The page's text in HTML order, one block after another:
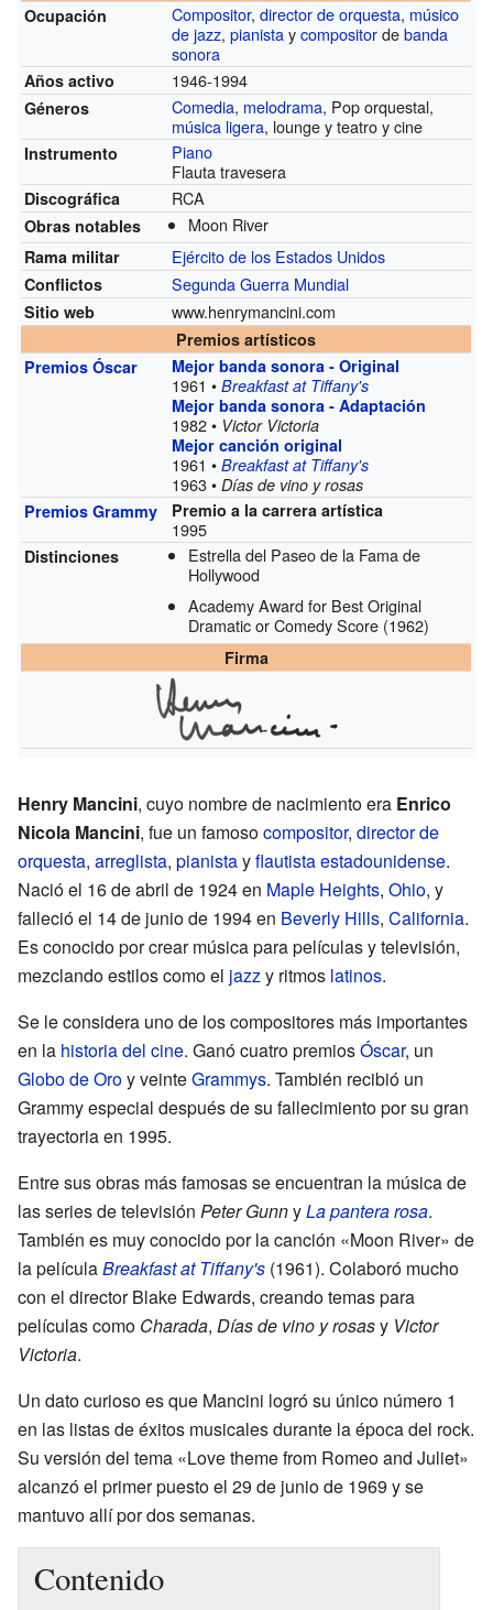
Ocupación
Compositor,director de orquesta, músico
de jazz,pianistaycompositordebanda
sonora
Años activo 1946-1994
Géneros Comedia, melodrama, Pop orquestal,
música ligera, lounge y teatro y cine
Instrumento
Piano
Flauta travesera
Discográfica RCA
Obras notables Moon River
Rama militar Ejército de los Estados Unidos
Conflictos Segunda Guerra Mundial
Sitio web www.henrymancini.com
Premios artísticos
Premios Óscar
Mejor banda sonora - Original
1961 •Breakfast at Tiffany's
Mejor banda sonora - Adaptación
1982 • Victor Victoria
Mejor canción original
1961 •Breakfast at Tiffany's
1963 •Días de vino y rosas
Premios Grammy
Premio a la carrera artística
1995
Distinciones
Estrella del Paseo de la Fama de
Hollywood
Academy Award for Best Original
Dramatic or Comedy Score (1962)
Firma
Henry Mancini, cuyo nombre de nacimiento era Enrico
Nicola Mancini, fue un famosocompositor, director de
orquesta, arreglista, pianistayflautistaestadounidense.
Nació el 16 de abril de 1924 en Maple Heights, Ohio, y
falleció el 14 de junio de 1994 en Beverly Hills, California.
Es conocido por crear música para películas y televisión,
mezclando estilos como el jazzy ritmos latinos.
Se le considera uno de los compositores más importantes
en la historia del cine. Ganó cuatro premiosÓscar, un
Globo de Oroy veinteGrammys. También recibió un
Grammy especial después de su fallecimiento por su gran
trayectoria en 1995.
Entre sus obras más famosas se encuentran la música de
las series de televisión Peter GunnyLa pantera rosa.
También es muy conocido por la canción «Moon River» de
la películaBreakfast at Tiffany's (1961). Colaboró mucho
con el director Blake Edwards, creando temas para
películas como Charada, Días de vino y rosasy Victor
Victoria.
Un dato curioso es que Mancini logró su único número 1
en las listas de éxitos musicales durante la época del rock.
Su versión del tema «Love theme from Romeo and Juliet»
alcanzó el primer puesto el 29 de junio de 1969 y se
mantuvo allí por dos semanas.
Contenido